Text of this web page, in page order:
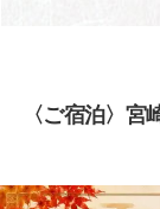
〈ご宿泊〉宮